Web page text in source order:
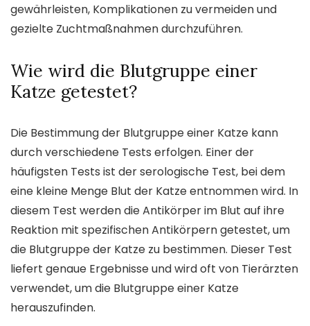
gewährleisten, Komplikationen zu vermeiden und
gezielte Zuchtmaßnahmen durchzuführen.
Wie wird die Blutgruppe einer
Katze getestet?
Die Bestimmung der Blutgruppe einer Katze kann
durch verschiedene Tests erfolgen. Einer der
häufigsten Tests ist der serologische Test, bei dem
eine kleine Menge Blut der Katze entnommen wird. In
diesem Test werden die Antikörper im Blut auf ihre
Reaktion mit spezifischen Antikörpern getestet, um
die Blutgruppe der Katze zu bestimmen. Dieser Test
liefert genaue Ergebnisse und wird oft von Tierärzten
verwendet, um die Blutgruppe einer Katze
herauszufinden.